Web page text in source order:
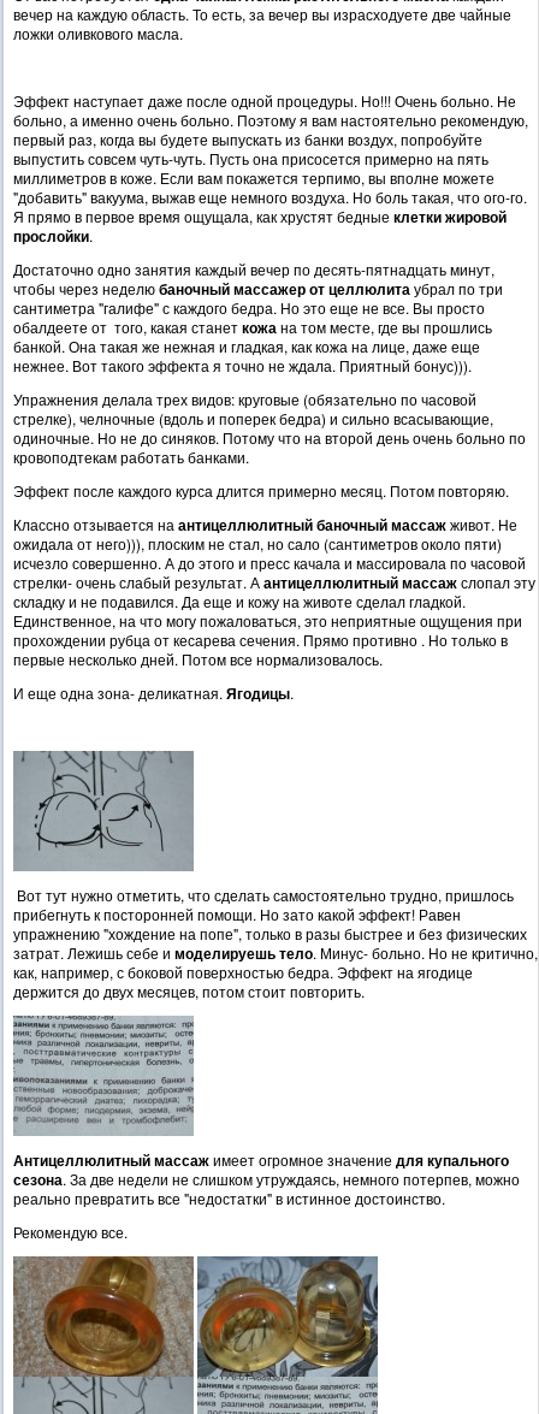
вечер на каждую область. То есть, за вечер вы израсходуете две чайные
ложки оливкового масла.
Эффект наступает даже после одной процедуры. Но!!! Очень больно. Не
больно, а именно очень больно. Поэтому я вам настоятельно рекомендую,
первый раз, когда вы будете выпускать из банки воздух, попробуйте
выпустить совсем чуть-чуть. Пусть она присосется примерно на пять
миллиметров в коже. Если вам покажется терпимо, вы вполне можете
"добавить" вакуума, выжав еще немного воздуха. Но боль такая, что ого-го.
Я прямо в первое время ощущала, как хрустят бедные клетки жировой
прослойки.
Достаточно одно занятия каждый вечер по десять-пятнадцать минут,
чтобы через неделюбаночный массажер от целлюлитаубрал по три
сантиметра "галифе" с каждого бедра. Но это еще не все. Вы просто
обалдеете от того, какая станеткожана том месте, где вы прошлись
банкой. Она такая же нежная и гладкая, как кожа на лице, даже еще
нежнее. Вот такого эффекта я точно не ждала. Приятный бонус))).
Упражнения делала трех видов: круговые (обязательно по часовой
стрелке), челночные (вдоль и поперек бедра) и сильно всасывающие,
одиночные. Но не до синяков. Потому что на второй день очень больно по
кровоподтекам работать банками.
Эффект после каждого курса длится примерно месяц. Потом повторяю.
Классно отзывается на антицеллюлитный баночный массажживот. Не
ожидала от него))), плоским не стал, но сало (сантиметров около пяти)
исчезло совершенно. А до этого и пресс качала и массировала по часовой
стрелки- очень слабый результат. Аантицеллюлитныймассажслопал эту
складку и не подавился. Да еще и кожу на животе сделал гладкой.
Единственное, на что могу пожаловаться, это неприятные ощущения при
прохождении рубца от кесарева сечения. Прямо противно . Но только в
первые несколько дней. Потом все нормализовалось.
И еще одна зона- деликатная. Ягодицы.
Вот тут нужно отметить, что сделать самостоятельно трудно, пришлось
прибегнуть к посторонней помощи. Но зато какой эффект! Равен
упражнению "хождение на попе", только в разы быстрее и без физических
затрат. Лежишь себе и моделируешь тело. Минус- больно. Но не критично,
как, например, с боковой поверхностью бедра. Эффект на ягодице
держится до двух месяцев, потом стоит повторить.
Антицеллюлитный массажимеет огромное значение для купального
сезона. За две недели не слишком утруждаясь, немного потерпев, можно
реально превратить все "недостатки" в истинное достоинство.
Рекомендую все.